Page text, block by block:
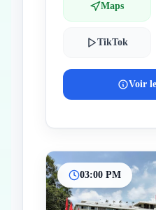
Maps
TikTok
Voir
03:00 PM